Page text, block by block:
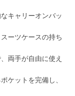
キャリーオンバッ
ーツケースの持ち
両手が自由に使え
ケットを完備し、